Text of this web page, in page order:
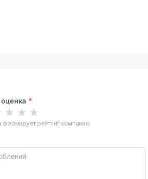
*
★ ★ ★
формирует рейтинг компании